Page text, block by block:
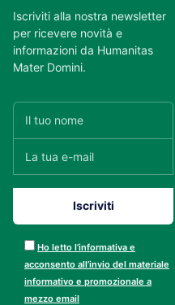
Iscriviti alla nostra newsletter
per ricevere novità e
informazioni da Humanitas
Mater Domini.
Ho letto l’informativa e
acconsento all’invio del materiale
informativo e promozionale a
mezzo email